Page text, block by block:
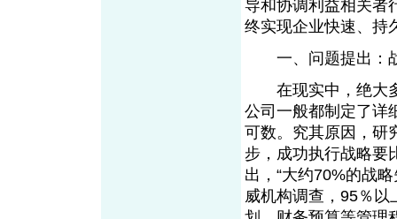
导和协调利益相关者
终实现企业快速、
一、问题提出：
在现实中，绝大多
公司一般都制定了详
可数。究其原因，研
步，成功执行战略要
出，“大约70%的战
威机构调查，95％以